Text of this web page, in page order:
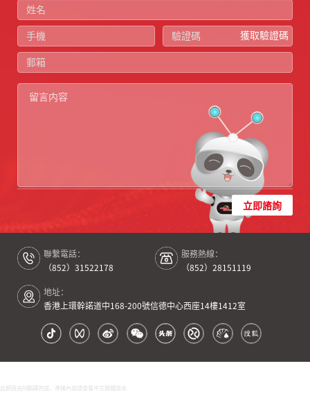
獲取驗證碼
立即諮詢
聯繫電話：
（852）31522178
服務熱線：
（852）28151119
地址：
香港上環幹諾道中168-200號信德中心西座14樓1412室
此網頁由AI翻譯完成，準確內容請查看中文簡體版本